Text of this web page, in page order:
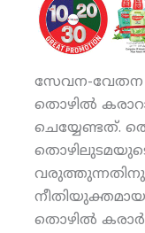
സേവന-വേതന
തൊഴില്‍
ചെയ്യേണ്ടത്.
തൊഴില്‍ കരാര്‍